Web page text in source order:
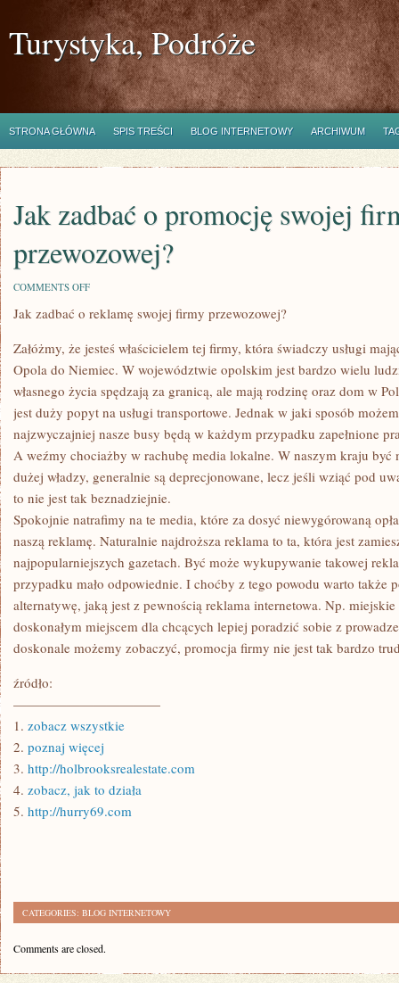
Turystyka, Podróże
STRONA GŁÓWNA SPIS TREŚCI BLOG INTERNETOWY ARCHIWUM
Jak zadbać o promocję swojej
przewozowej?
COMMENTS OFFON
ZADBAĆ
SWOJEJ
FIRMY
PRZEWOZOWEJ?
Jak zadbać o reklamę swojej firmy przewozowej?
Załóżmy, że jesteś właścicielem tej firmy, która świadczy usługi
Opola do Niemiec. W województwie opolskim jest bardzo wielu
własnego życia spędzają za granicą, ale mają rodzinę oraz dom w
jest duży popyt na usługi transportowe. Jednak w jaki sposób
najzwyczajniej nasze busy będą w każdym przypadku zapełnione
A weźmy chociażby w rachubę media lokalne. W naszym kraju być
dużej władzy, generalnie są deprecjonowane, lecz jeśli wziąć pod
to nie jest tak beznadziejnie.
Spokojnie natrafimy na te media, które za dosyć niewygórowaną
naszą reklamę. Naturalnie najdroższa reklama to ta, która jest
najpopularniejszych gazetach. Być może wykupywanie takowej
przypadku mało odpowiednie. I choćby z tego powodu warto także
alternatywę, jaką jest z pewnością reklama internetowa. Np.
doskonałym miejscem dla chcących lepiej poradzić sobie z
doskonale możemy zobaczyć, promocja firmy nie jest tak bardzo
źródło:
———————————
1. zobacz wszystkie
2. poznaj więcej
3. http://holbrooksrealestate.com
4. zobacz, jak to działa
5. http://hurry69.com
CATEGORIES: BLOG INTERNETOWY
Comments are closed.